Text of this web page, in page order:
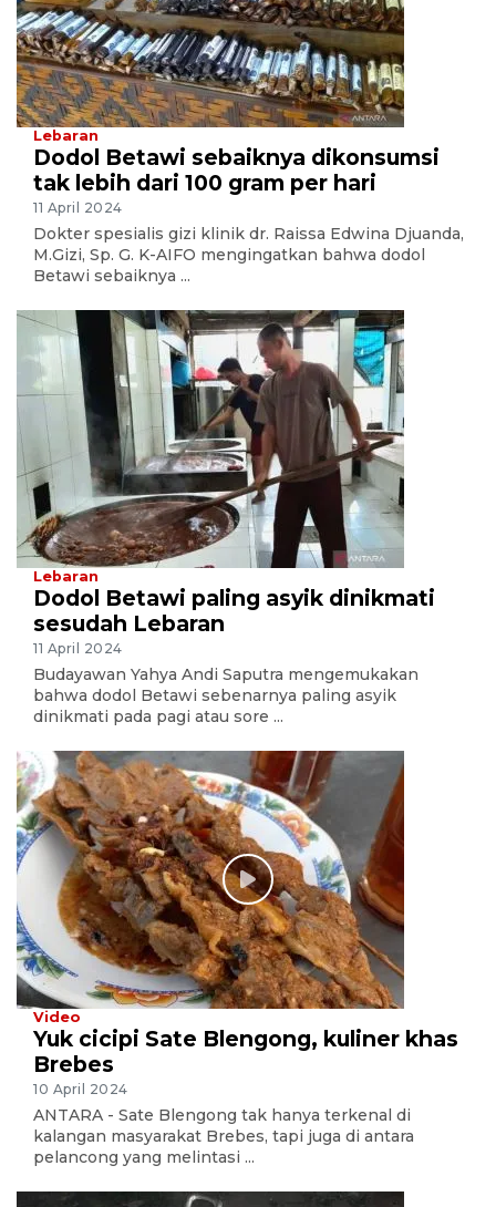
Lebaran
Dodol Betawi sebaiknya dikonsumsi
tak lebih dari 100 gram per hari
11 April 2024
Dokter spesialis gizi klinik dr. Raissa Edwina Djuanda,
M.Gizi, Sp. G. K-AIFO mengingatkan bahwa dodol
Betawi sebaiknya ...
Lebaran
Dodol Betawi paling asyik dinikmati
sesudah Lebaran
11 April 2024
Budayawan Yahya Andi Saputra mengemukakan
bahwa dodol Betawi sebenarnya paling asyik
dinikmati pada pagi atau sore ...
Video
Yuk cicipi Sate Blengong, kuliner khas
Brebes
10 April 2024
ANTARA - Sate Blengong tak hanya terkenal di
kalangan masyarakat Brebes, tapi juga di antara
pelancong yang melintasi ...